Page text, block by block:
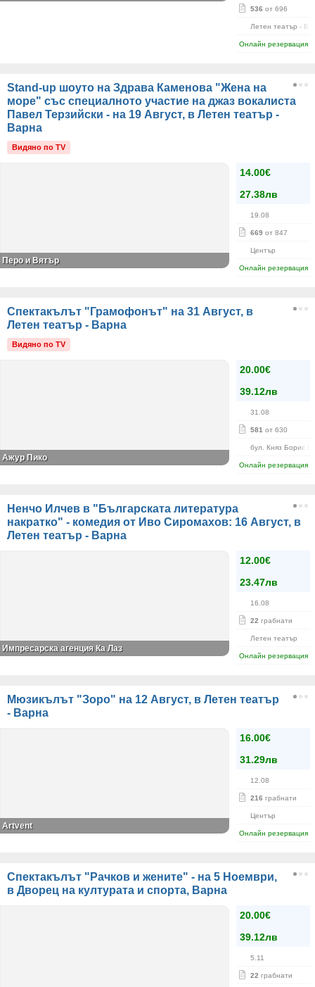
536 от 696
Летен театър -
Онлайн резервация
Stand-up шоуто на Здрава Каменова "Жена на
море" със специалното участие на джаз вокалиста
Павел Терзийски - на 19 Август, в Летен театър -
Варна
Видяно по TV
14.00€
27.38лв
19.08
669 от 847
Център
Онлайн резервация
Перо и Вятър
Спектакълът "Грамофонът" на 31 Август, в
Летен театър - Варна
Видяно по TV
20.00€
39.12лв
31.08
581 от 630
бул. Княз Борис I-
Онлайн резервация
Ажур Пико
Ненчо Илчев в "Българската литература
накратко" - комедия от Иво Сиромахов: 16 Август, в
Летен театър - Варна
12.00€
23.47лв
16.08
22 грабнати
Летен театър
Онлайн резервация
Импресарска агенция Ка Лаз
Мюзикълът "Зоро" на 12 Август, в Летен театър
- Варна
16.00€
31.29лв
12.08
216 грабнати
Център
Онлайн резервация
Artvent
Спектакълът "Рачков и жените" - на 5 Ноември,
в Дворец на културата и спорта, Варна
20.00€
39.12лв
5.11
22 грабнати